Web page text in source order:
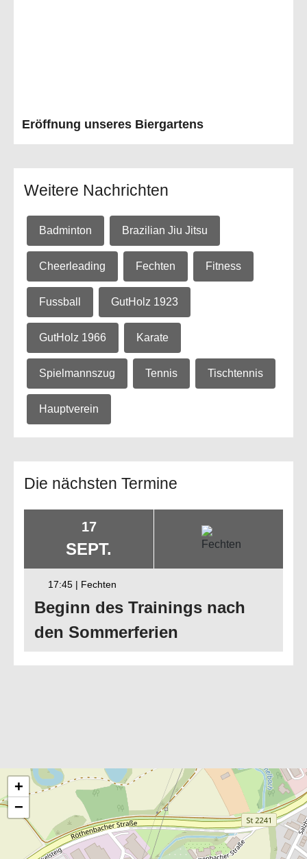
Eröffnung unseres Biergartens
Weitere Nachrichten
Badminton Brazilian Jiu Jitsu
Cheerleading Fechten Fitness
Fussball GutHolz 1923
GutHolz 1966 Karate
Spielmannszug Tennis Tischtennis
Hauptverein
Die nächsten Termine
17
SEPT.
17:45 | Fechten
Beginn des Trainings nach
den Sommerferien
+
−